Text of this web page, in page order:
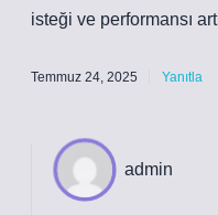
isteği ve performansı
Temmuz 24, 2025 Yanıtla
admin